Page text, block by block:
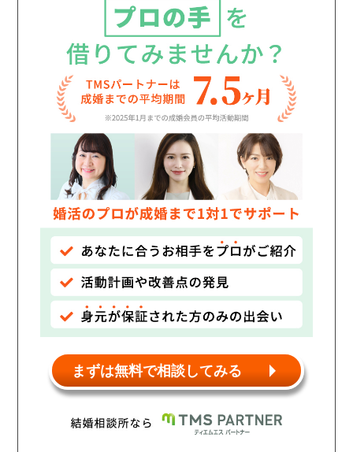
約1,300店の中から
おすすめの優良結婚相談所をご紹介
個人情報保護のため
プライバシーマークを
取得しております
まずは無料で相談してみる